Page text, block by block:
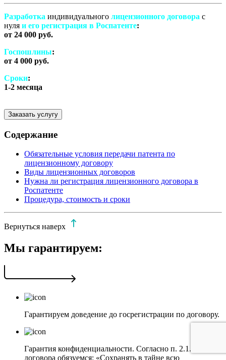
Разработка индивидуального лицензионного договора с
нуля и его регистрация в Роспатенте:
от 24 000 руб.
Госпошлины:
от 4 000 руб.
Сроки:
1-2 месяца
Заказать услугу
Содержание
Обязательные условия передачи патента по
лицензионному договору
Виды лицензионных договоров
Нужна ли регистрация лицензионного договора в
Роспатенте
Процедура, стоимость и сроки
Вернуться наверх
Мы гарантируем:
Гарантируем доведение до госрегистрации по договору.
Гарантия конфиденциальности. Согласно п. 2.1.3
договора обязуемся: «Сохранять в тайне всю